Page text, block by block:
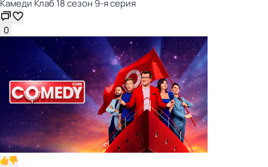
Камеди Клаб 18 сезон 9-я серия
0